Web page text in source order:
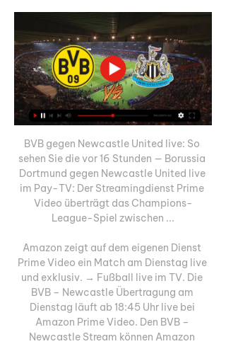
BVB gegen Newcastle United live: So
sehen Sie die vor 16 Stunden — Borussia
Dortmund gegen Newcastle United live
im Pay-TV: Der Streamingdienst Prime
Video überträgt das Champions-
League-Spiel zwischen ...
Amazon zeigt auf dem eigenen Dienst
Prime Video ein Match am Dienstag live
und exklusiv. → Fußball live im TV. Die
BVB – Newcastle Übertragung am
Dienstag läuft ab 18:45 Uhr live bei
Amazon Prime Video. Den BVB –
Newcastle Stream können Amazon